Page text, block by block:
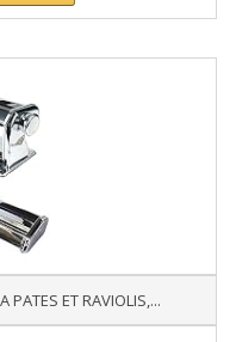
ET RAVIOLIS,...